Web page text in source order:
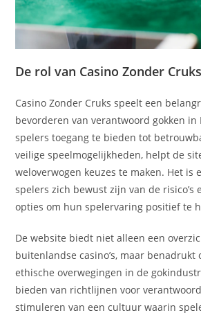
De rol van Casino Zonder Cruks
Casino Zonder Cruks speelt een
bevorderen van verantwoord gokken
spelers toegang te bieden tot
veilige speelmogelijkheden, helpt de
weloverwogen keuzes te maken. Het is
spelers zich bewust zijn van de risico’s
opties om hun spelervaring positief te
De website biedt niet alleen een
buitenlandse casino’s, maar benadrukt
ethische overwegingen in de
bieden van richtlijnen voor
stimuleren van een cultuur waarin